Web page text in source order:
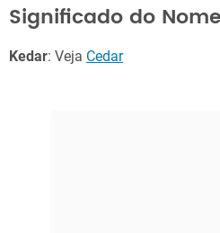
Significado do
Kedar: Veja Cedar